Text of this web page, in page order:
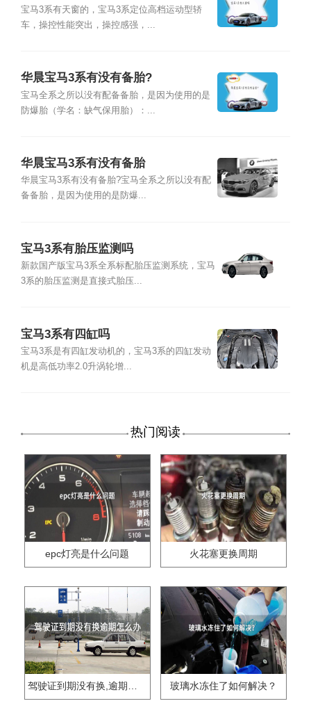
宝马3系有天窗的，宝马3系定位高档运动型轿
车，操控性能突出，操控感强，...
华晨宝马3系有没有备胎?
宝马全系之所以没有配备备胎，是因为使用的是
防爆胎（学名：缺气保用胎）：...
华晨宝马3系有没有备胎
华晨宝马3系有没有备胎?宝马全系之所以没有配
备备胎，是因为使用的是防爆...
宝马3系有胎压监测吗
新款国产版宝马3系全系标配胎压监测系统，宝马
3系的胎压监测是直接式胎压...
宝马3系有四缸吗
宝马3系是有四缸发动机的，宝马3系的四缸发动
机是高低功率2.0升涡轮增...
热门阅读
epc灯亮是什么问题 火花塞更换周期
驾驶证到期没有换,逾期怎么办?? 玻璃水冻住了如何解决？